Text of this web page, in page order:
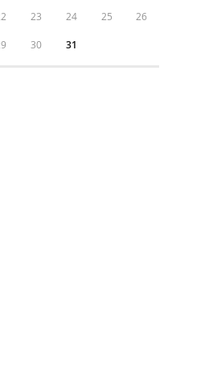
23 24 25 26
30 31